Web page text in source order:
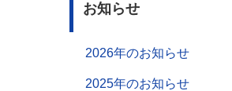
お知らせ
2026年のお知らせ
2025年のお知らせ